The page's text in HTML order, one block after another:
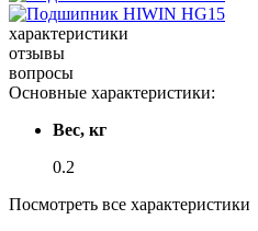
характеристики
отзывы
вопросы
Основные характеристики:
Вес, кг
0.2
Посмотреть все характеристики